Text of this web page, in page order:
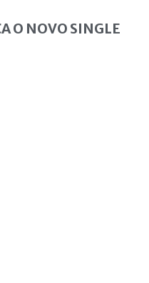
O NOVO SINGLE